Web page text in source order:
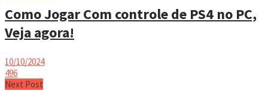
Como Jogar Com controle de PS4 no PC,
Veja agora!
10/10/2024
496
Next Post